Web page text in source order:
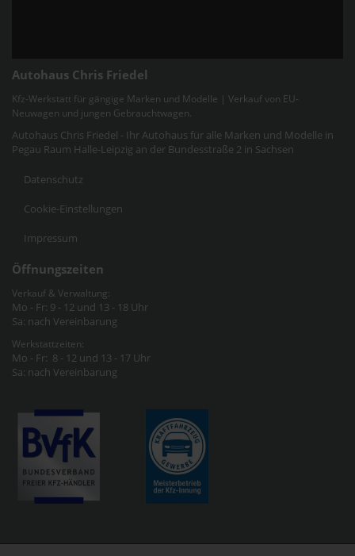
Autohaus Chris Friedel
Kfz-Werkstatt für gängige Marken und Modelle | Verkauf von EU-
Neuwagen und jungen Gebrauchtwagen.
Autohaus Chris Friedel - Ihr Autohaus für alle Marken und Modelle in
Pegau Raum Halle-Leipzig an der Bundesstraße 2 in Sachsen
Datenschutz
Cookie-Einstellungen
Impressum
Öffnungszeiten
Verkauf & Verwaltung:
Mo - Fr: 9 - 12 und 13 - 18 Uhr
Sa: nach Vereinbarung
Werkstattzeiten:
Mo - Fr: 8 - 12 und 13 - 17 Uhr
Sa: nach Vereinbarung